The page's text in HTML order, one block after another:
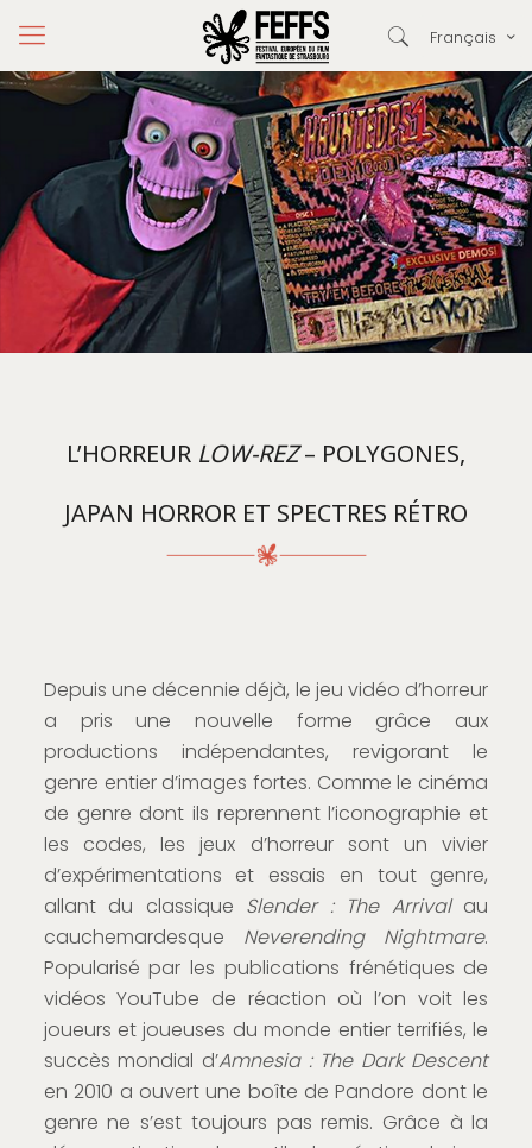
Français
L’HORREUR LOW-REZ– POLYGONES,
JAPAN HORROR ET SPECTRES RÉTRO
Depuis une décennie déjà, le jeu vidéo d’horreur
a pris une nouvelle forme grâce aux
productions indépendantes, revigorant le
genre entier d’images fortes. Comme le cinéma
de genre dont ils reprennent l’iconographie et
les codes, les jeux d’horreur sont un vivier
d’expérimentations et essais en tout genre,
allant du classique Slender : The Arrival au
cauchemardesque Neverending Nightmare.
Popularisé par les publications frénétiques de
vidéos YouTube de réaction où l’on voit les
joueurs et joueuses du monde entier terrifiés, le
succès mondial d’Amnesia : The Dark Descent
en 2010 a ouvert une boîte de Pandore dont le
genre ne s’est toujours pas remis. Grâce à la